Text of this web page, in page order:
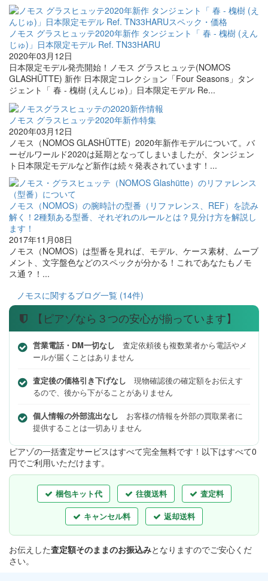
ノモス グラスヒュッテ2020年新作 タンジェント「 春 - 槐樹 (えん
じゅ)」日本限定モデル Ref. TN33HARU
2020年03月12日
日本限定モデル発売開始！ノモス グラスヒュッテ(NOMOS
GLASHÜTTE) 新作 日本限定コレクション「Four Seasons」タン
ジェント「 春 - 槐樹 (えんじゅ)」日本限定モデル Re...
ノモス グラスヒュッテ2020年新作特集
2020年03月12日
ノモス（NOMOS GLASHÜTTE）2020年新作モデルについて。バ
ーゼルワールド2020は延期となってしまいましたが、タンジェン
ト日本限定モデルなど新作は続々発表されています！...
ノモス（NOMOS）の腕時計の型番（リファレンス、REF）を読み
解く！2種類ある型番、それぞれのルールとは？見分け方を解説し
ます！
2017年11月08日
ノモス（NOMOS）は型番を見れば、モデル、ケース素材、ムーブ
メント、文字盤色などのスペックが分かる！これであなたもノモ
ス通？！...
ノモスに関するブログ一覧 (14件)
【ピアゾなら３つの安心が揃っています】
営業電話・DM一切なし 査定依頼後も複数業者から電話やメ
ールが届くことはありません
査定後の価格引き下げなし 現物確認後の確定額をお伝えす
るので、後から下がることがありません
個人情報の外部流出なし お客様の情報を外部の買取業者に
提供することは一切ありません
ピアゾの一括査定サービスはすべて完全無料です！以下はすべて0
円でご利用いただけます。
梱包キット代 往復送料
査定料
キャンセル料
返却送料
お伝えした査定額そのままのお振込みとなりますのでご安心くだ
さい。